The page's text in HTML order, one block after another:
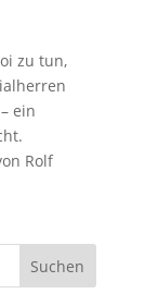
zu tun,
ein
Rolf